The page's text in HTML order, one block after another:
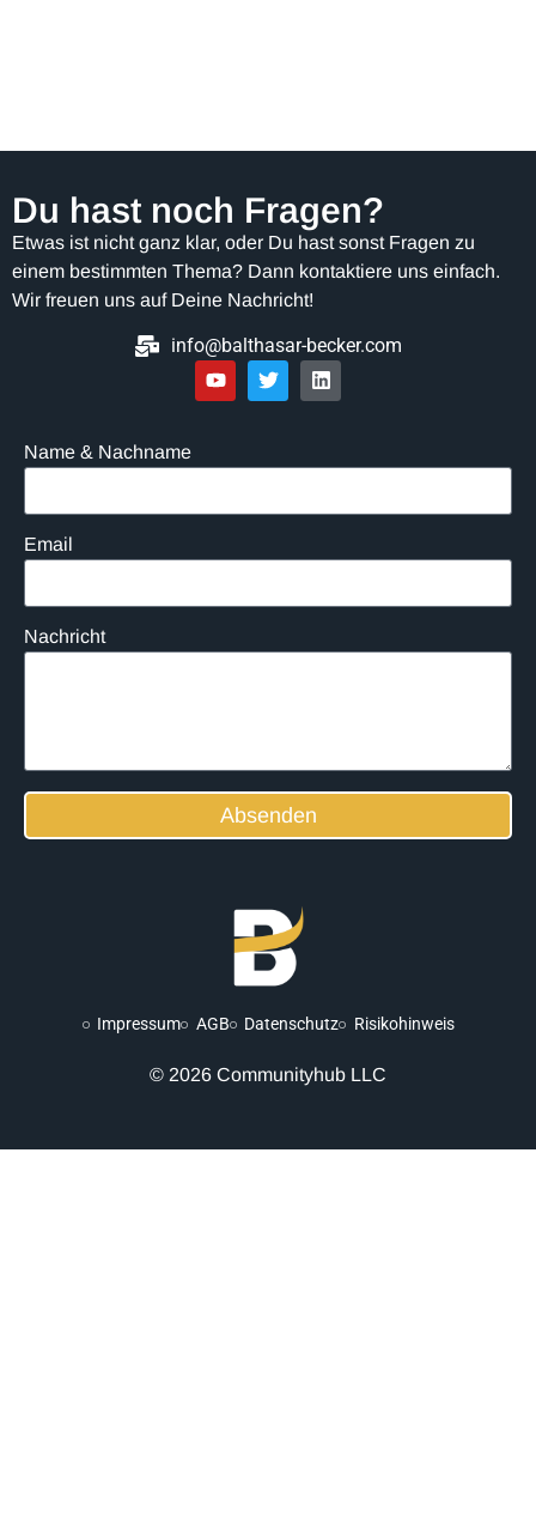
Du hast noch Fragen?
Etwas ist nicht ganz klar, oder Du hast sonst Fragen zu
einem bestimmten Thema? Dann kontaktiere uns einfach.
Wir freuen uns auf Deine Nachricht!
info@balthasar-becker.com
Name & Nachname
Email
Nachricht
Absenden
Impressum AGB Datenschutz Risikohinweis
© 2026 Communityhub LLC